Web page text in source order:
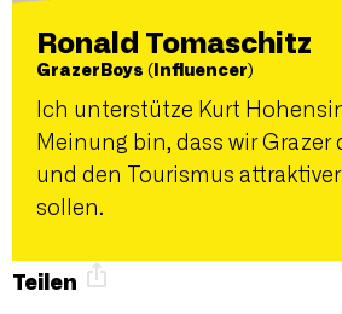
Ronald Tomaschitz
GrazerBoys (Influencer)
Ich unterstütze Kurt
Meinung bin, dass wir Grazer
und den Tourismus
sollen.
Teilen